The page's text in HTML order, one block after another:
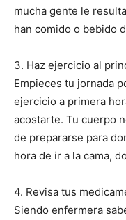
mucha gente le
han comido o bebido
3. Haz ejercicio al
Empieces tu jornada
ejercicio a primera
acostarte. Tu cuerpo
de prepararse para
hora de ir a la cama,
4. Revisa tus
Siendo enfermera